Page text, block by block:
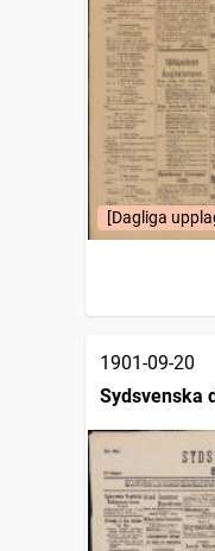
[Dagliga
1901-09-20
Sydsvenska